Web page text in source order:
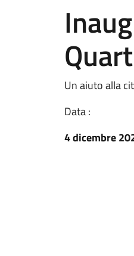
Un aiuto alla
Data :
4 dicembre